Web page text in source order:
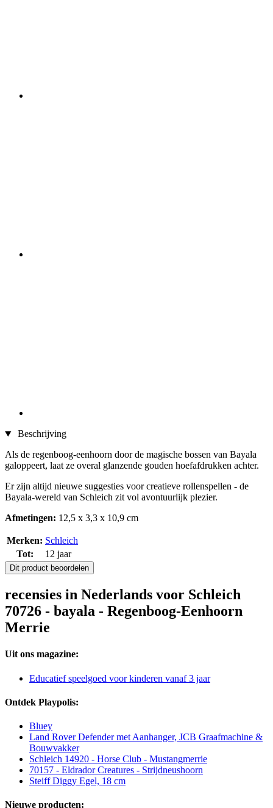
Beschrijving
Als de regenboog-eenhoorn door de magische bossen van Bayala
galoppeert, laat ze overal glanzende gouden hoefafdrukken achter.
Er zijn altijd nieuwe suggesties voor creatieve rollenspellen - de
Bayala-wereld van Schleich zit vol avontuurlijk plezier.
Afmetingen: 12,5 x 3,3 x 10,9 cm
Merken: Schleich
Tot:
12 jaar
Dit product beoordelen
recensies in Nederlands voor Schleich
70726 - bayala - Regenboog-Eenhoorn
Merrie
Uit ons magazine:
Educatief speelgoed voor kinderen vanaf 3 jaar
Ontdek Playpolis:
Bluey
Land Rover Defender met Aanhanger, JCB Graafmachine &
Bouwvakker
Schleich 14920 - Horse Club - Mustangmerrie
70157 - Eldrador Creatures - Strijdneushoorn
Steiff Diggy Egel, 18 cm
Nieuwe producten: